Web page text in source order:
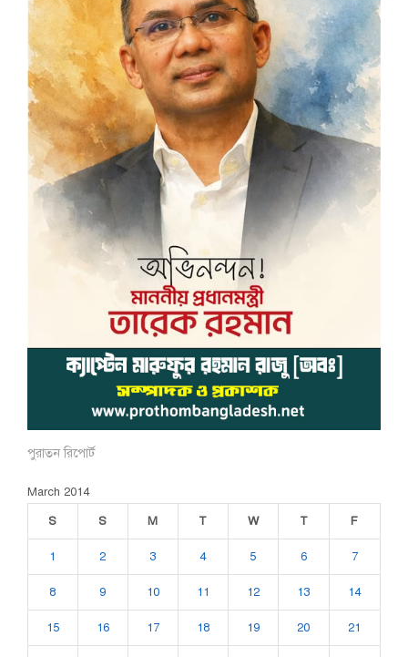
পুরাতন রিপোর্ট
March 2014
S
S M T W T F
1 2 3 4 5 6 7
8 9 10 11 12 13 14
15 16 17 18 19 20 21